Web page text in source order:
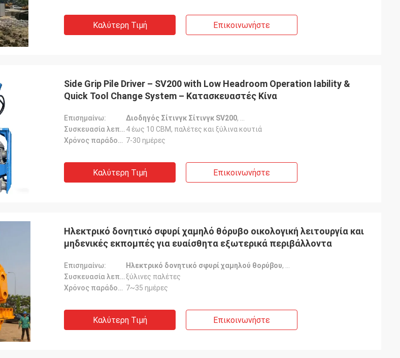
Καλύτερη Τιμή Επικοινωνήστε
Side Grip Pile Driver – SV200 with Low Headroom Operation Iability &
Quick Tool Change System – Κατασκευαστές Κίνα
Επισημαίνω: Διοδηγός Σίτινγκ Σίτινγκ SV200,
Συσκευασία λεπτομέρειες: 4 έως 10 CBM, παλέτες και ξύλινα κουτιά
Χρόνος παράδοσης: 7-30 ημέρες
Καλύτερη Τιμή Επικοινωνήστε
Ηλεκτρικό δονητικό σφυρί χαμηλό θόρυβο οικολογική λειτουργία και
μηδενικές εκπομπές για ευαίσθητα εξωτερικά περιβάλλοντα
Επισημαίνω: Ηλεκτρικό δονητικό σφυρί χαμηλού θορύβου,
Συσκευασία λεπτομέρειες: ξύλινες παλέτες
Χρόνος παράδοσης: 7~35 ημέρες
Καλύτερη Τιμή Επικοινωνήστε